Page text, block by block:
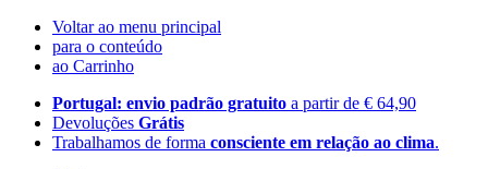
Voltar ao menu principal
para o conteúdo
ao Carrinho
Portugal: envio padrão gratuito a partir de € 64,90
Devoluções Grátis
Trabalhamos de forma consciente em relação ao clima.